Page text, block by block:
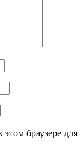
браузере для